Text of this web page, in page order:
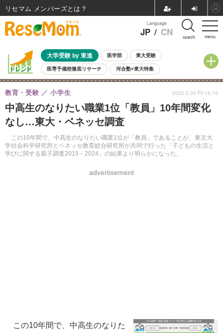
menu
Language
JP / CN search
大学受験 by 東進 医学部 東大受験
医専予備校徹底リサーチ 河合塾×東大特集
親子で考える大学選び 高校受験 中学受験 小学校受験
共通テスト 夏休み
8月開催イベント・WS 全国公立高校 過去問 人気記事
自由研究教材（小学生向け） 自由研究教材（中学生向け）
中高生のなりたい職業1位「教員」10年間変化
なし…東大・ベネッセ調査
この10年間で、中高生のなりたい職業1位が「教員」であることが、東京大
学社会科学研究所とベネッセ教育総合研究所が共同で行った「子どもの生活と
学びに関する親子調査2015－2024」の結果より明らかになった。
教育・受験 小学生
advertisement
2025.5.30 Fri 16:15
この10年間で、中高生のなりた
リセマム メンバーズ